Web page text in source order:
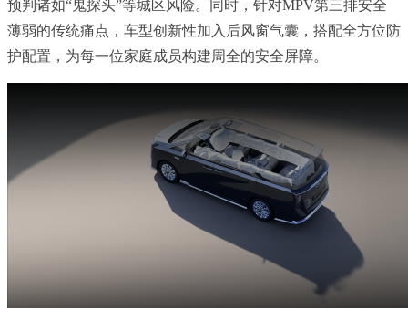
预判诸如“鬼探头”等城区风险。同时，针对MPV第三排安全
薄弱的传统痛点，车型创新性加入后风窗气囊，搭配全方位防
护配置，为每一位家庭成员构建周全的安全屏障。